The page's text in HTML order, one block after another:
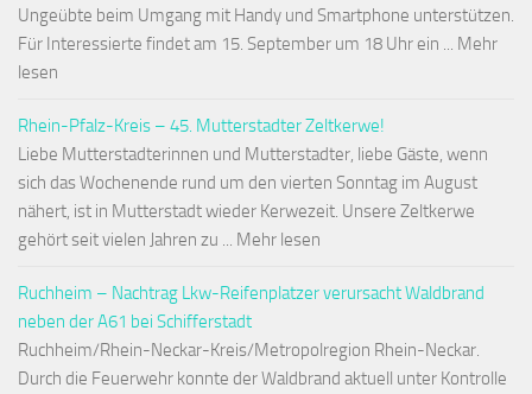
Ungeübte beim Umgang mit Handy und Smartphone unterstützen.
Für Interessierte findet am 15. September um 18 Uhr ein ... Mehr
lesen
Rhein-Pfalz-Kreis – 45. Mutterstadter Zeltkerwe!
Liebe Mutterstadterinnen und Mutterstadter, liebe Gäste, wenn
sich das Wochenende rund um den vierten Sonntag im August
nähert, ist in Mutterstadt wieder Kerwezeit. Unsere Zeltkerwe
gehört seit vielen Jahren zu ... Mehr lesen
Ruchheim – Nachtrag Lkw-Reifenplatzer verursacht Waldbrand
neben der A61 bei Schifferstadt
Ruchheim/Rhein-Neckar-Kreis/Metropolregion Rhein-Neckar.
Durch die Feuerwehr konnte der Waldbrand aktuell unter Kontrolle